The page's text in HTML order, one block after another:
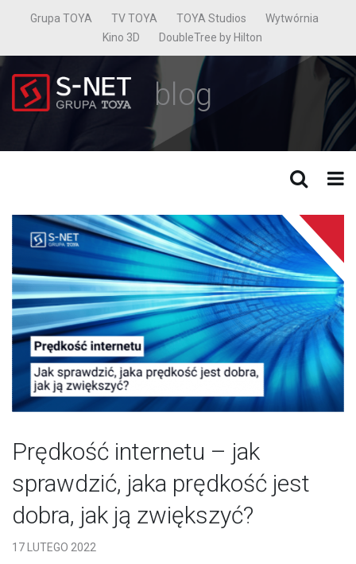
Grupa TOYA TV TOYA TOYA Studios
Wytwórnia
Kino 3D
DoubleTree by Hilton
blog
Prędkość internetu – jak
sprawdzić, jaka prędkość jest
dobra, jak ją zwiększyć?
17 LUTEGO 2022